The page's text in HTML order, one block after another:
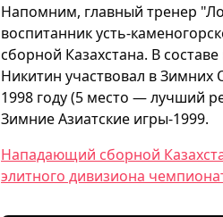
Напомним, главный тренер
воспитанник усть-
сборной Казахстана. В
Никитин участвовал в Зимних
1998 году (5 место — лучший
Зимние Азиатские игры-1999.
Нападающий сборной
элитного дивизиона